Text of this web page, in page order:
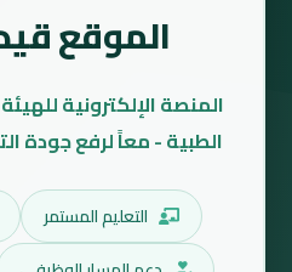
الموقع
المنصة الإلكترونية
الطبية - معاً لرفع جودة
التعليم المستمر